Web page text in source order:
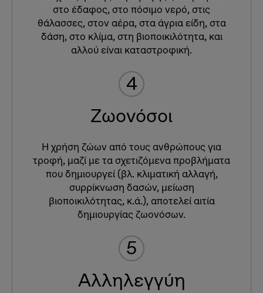
στο έδαφος, στο πόσιμο νερό, στις
θάλασσες, στον αέρα, στα άγρια είδη, στα
δάση, στο κλίμα, στη βιοποικιλότητα, και
αλλού είναι καταστροφική.
4
Ζωονόσοι
Η χρήση ζώων από τους ανθρώπους για
τροφή, μαζί με τα σχετιζόμενα προβλήματα
που δημιουργεί (βλ. κλιματική αλλαγή,
συρρίκνωση δασών, μείωση
βιοποικιλότητας, κ.ά.), αποτελεί αιτία
δημιουργίας ζωονόσων.
5
Αλληλεγγύη